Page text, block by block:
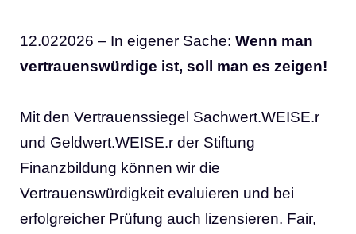
12.022026 – In eigener Sache: Wenn man
vertrauenswürdige ist, soll man es zeigen!
Mit den Vertrauenssiegel Sachwert.WEISE.r
und Geldwert.WEISE.r der Stiftung
Finanzbildung können wir die
Vertrauenswürdigkeit evaluieren und bei
erfolgreicher Prüfung auch lizensieren. Fair,